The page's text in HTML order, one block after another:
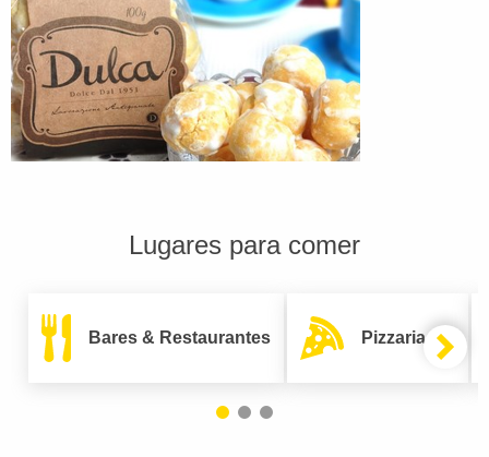
Lugares para comer
Bares & Restaurantes Pizzarias